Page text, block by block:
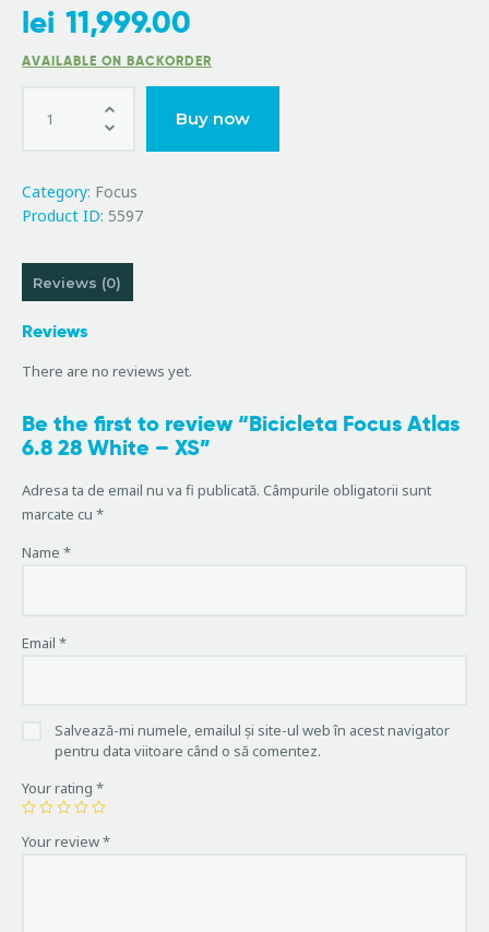
lei 11,999.00
AVAILABLE ON BACKORDER
Buy now
Category: Focus
Product ID: 5597
Reviews (0)
Reviews
There are no reviews yet.
Be the first to review “Bicicleta Focus Atlas
6.8 28 White – XS”
Adresa ta de email nu va fi publicată. Câmpurile obligatorii sunt
marcate cu *
Name *
Email *
Salvează-mi numele, emailul și site-ul web în acest navigator
pentru data viitoare când o să comentez.
Your rating *
Your review*